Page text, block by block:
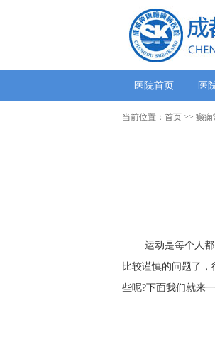
医院首页 医
当前位置： 首页 >> 癫痫
运动是每个人
比较谨慎的问题了
些呢?下面我们就来